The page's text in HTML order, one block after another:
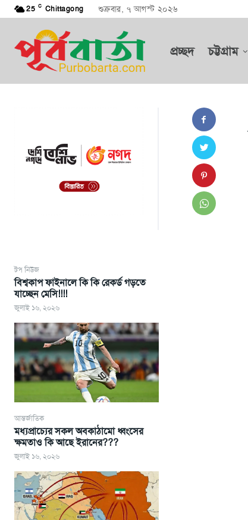
25 C Chittagong শুক্রবার, ৭ আগস্ট ২০২৬
প্রচ্ছদ চট্টগ্রাম
টপ নিউজ
বিশ্বকাপ ফাইনালে কি কি রেকর্ড গড়তে
যাচ্ছেন মেসি!!!!
জুলাই ১৬, ২০২৬
আন্তর্জাতিক
মধ্যপ্রাচ্যের সকল অবকাঠামো ধ্বংসের
ক্ষমতাও কি আছে ইরানের???
জুলাই ১৬, ২০২৬